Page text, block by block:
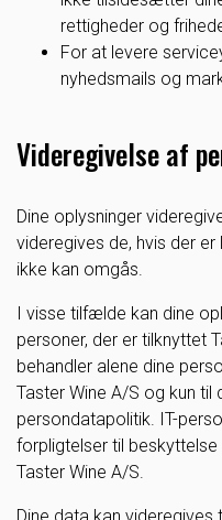
rettigheder og
For at levere
nyhedsmails og
Videregivelse af
Dine oplysninger
videregives de, hvis der
ikke kan omgås.
I visse tilfælde kan dine
personer, der er tilknyttet
behandler alene dine
Taster Wine A/S og kun
persondatapolitik. IT-
forpligtelser til
Taster Wine A/S.